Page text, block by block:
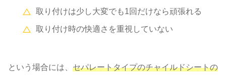
取り付けは少し大変でも1回だけなら頑張れる
取り付け時の快適さを重視していない
という場合には、 セパレートタイプのチャイルドシートの